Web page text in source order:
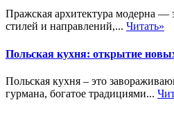
Пражская архитектура модерна —
стилей и направлений,... Читать»
Польская кухня: открытие
Польская кухня – это
гурмана, богатое традициями...